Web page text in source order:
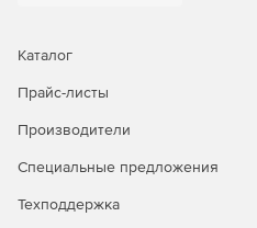
Каталог
Прайс-листы
Производители
Специальные предложения
Техподдержка